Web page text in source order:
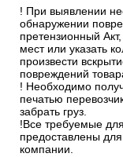
! При выявлении
обнаружении
претензионный
мест или указать
произвести
повреждений
! Необходимо
печатью
забрать груз.
!Все требуемые
предоставлены
компании.